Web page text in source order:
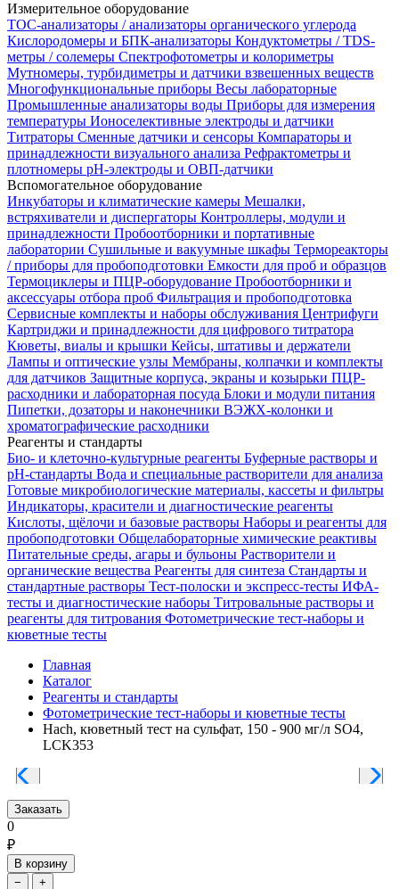
Измерительное оборудование
TOC-анализаторы / анализаторы органического углерода
Кислородомеры и БПК-анализаторы Кондуктометры / TDS-
метры / солемеры Спектрофотометры и колориметры
Мутномеры, турбидиметры и датчики взвешенных веществ
Многофункциональные приборы Весы лабораторные
Промышленные анализаторы воды Приборы для измерения
температуры Ионоселективные электроды и датчики
Титраторы Сменные датчики и сенсоры Компараторы и
принадлежности визуального анализа Рефрактометры и
плотномеры pH-электроды и ОВП-датчики
Вспомогательное оборудование
Инкубаторы и климатические камеры Мешалки,
встряхиватели и диспергаторы Контроллеры, модули и
принадлежности Пробоотборники и портативные
лаборатории Сушильные и вакуумные шкафы Термореакторы
/ приборы для пробоподготовки Емкости для проб и образцов
Термоциклеры и ПЦР-оборудование Пробоотборники и
аксессуары отбора проб Фильтрация и пробоподготовка
Сервисные комплекты и наборы обслуживания Центрифуги
Картриджи и принадлежности для цифрового титратора
Кюветы, виалы и крышки Кейсы, штативы и держатели
Лампы и оптические узлы Мембраны, колпачки и комплекты
для датчиков Защитные корпуса, экраны и козырьки ПЦР-
расходники и лабораторная посуда Блоки и модули питания
Пипетки, дозаторы и наконечники ВЭЖХ-колонки и
хроматографические расходники
Реагенты и стандарты
Био- и клеточно-культурные реагенты Буферные растворы и
pH-стандарты Вода и специальные растворители для анализа
Готовые микробиологические материалы, кассеты и фильтры
Индикаторы, красители и диагностические реагенты
Кислоты, щёлочи и базовые растворы Наборы и реагенты для
пробоподготовки Общелабораторные химические реактивы
Питательные среды, агары и бульоны Растворители и
органические вещества Реагенты для синтеза Стандарты и
стандартные растворы Тест-полоски и экспресс-тесты ИФА-
тесты и диагностические наборы Титровальные растворы и
реагенты для титрования Фотометрические тест-наборы и
кюветные тесты
Главная
Каталог
Реагенты и стандарты
Фотометрические тест-наборы и кюветные тесты
Hach, кюветный тест на сульфат, 150 - 900 мг/л SO4,
LCK353
Заказать
0
₽
В корзину
−
+